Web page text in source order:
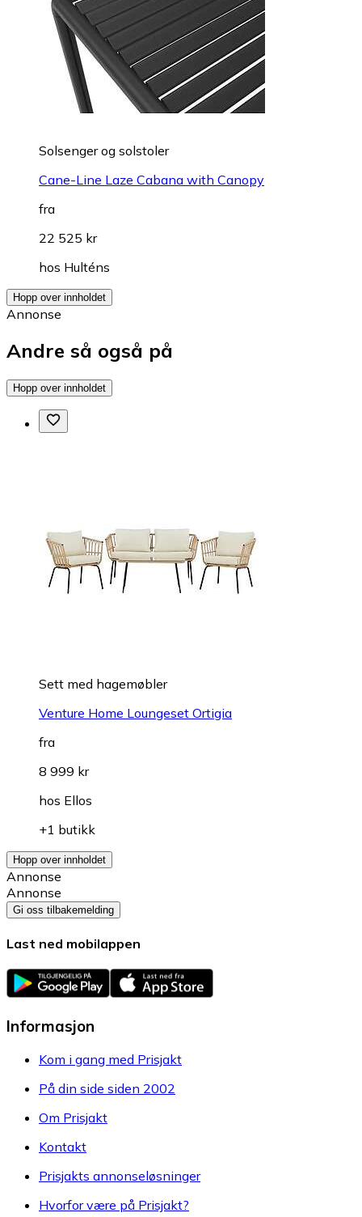
Solsenger og solstoler
Cane-Line Laze Cabana with Canopy
fra
22 525 kr
hos Hulténs
Hopp over innholdet
Annonse
Andre så også på
Hopp over innholdet
Sett med hagemøbler
Venture Home Loungeset Ortigia
fra
8 999 kr
hos Ellos
+1 butikk
Hopp over innholdet
Annonse
Annonse
Gi oss tilbakemelding
Last ned mobilappen
Informasjon
Kom i gang med Prisjakt
På din side siden 2002
Om Prisjakt
Kontakt
Prisjakts annonseløsninger
Hvorfor være på Prisjakt?